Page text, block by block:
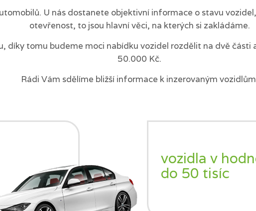
U nás dostanete objektivní informace o stavu
otevřenost, to jsou hlavní věci, na kterých si zakládáme.
díky tomu budeme moci nabídku vozidel rozdělit na dvě
50.000 Kč.
Rádi Vám sdělíme bližší informace k inzerovaným
vozidla v
do 50 tisíc